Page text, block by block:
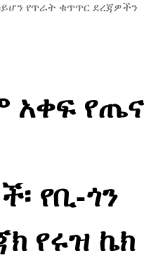
የጥራት ቁጥጥር ደረጃዎችን
አቀፍ የጤና
የቢ-ጎን
የሩዝ ኬክ